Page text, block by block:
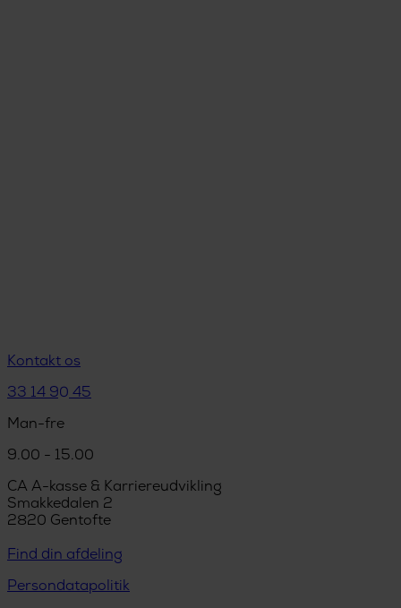
Kontakt os
33 14 90 45
Man-fre
9.00 - 15.00
CA A-kasse & Karriereudvikling
Smakkedalen 2
2820 Gentofte
Find din afdeling
Persondatapolitik